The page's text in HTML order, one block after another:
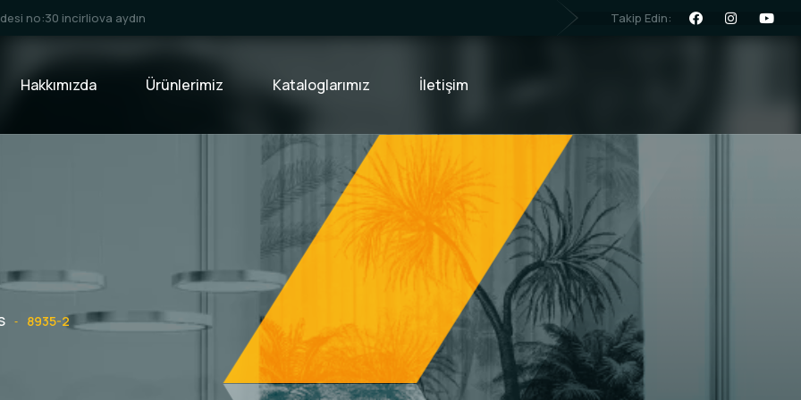
no:30 incirliova aydın Takip Edin:
Hakkımızda Ürünlerimiz Kataloglarımız İletişim
- 8935-2